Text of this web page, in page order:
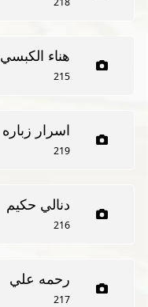
هناء الكبسي
215
اسرار زباره
219
دنالي حكيم
216
رحمه علي
217